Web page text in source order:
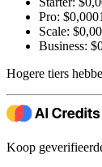
Pro:
Scale:
Business:
Hogere tiers
Koop